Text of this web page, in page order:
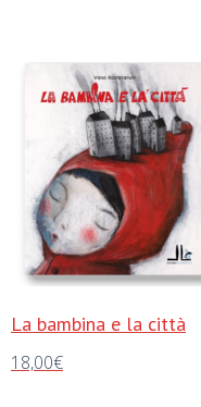
La bambina e la città
18,00€